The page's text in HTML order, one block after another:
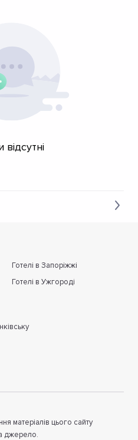
відсутні
Готелі в Запоріжжі
Готелі в Ужгороді
матеріалів цього сайту
джерело.